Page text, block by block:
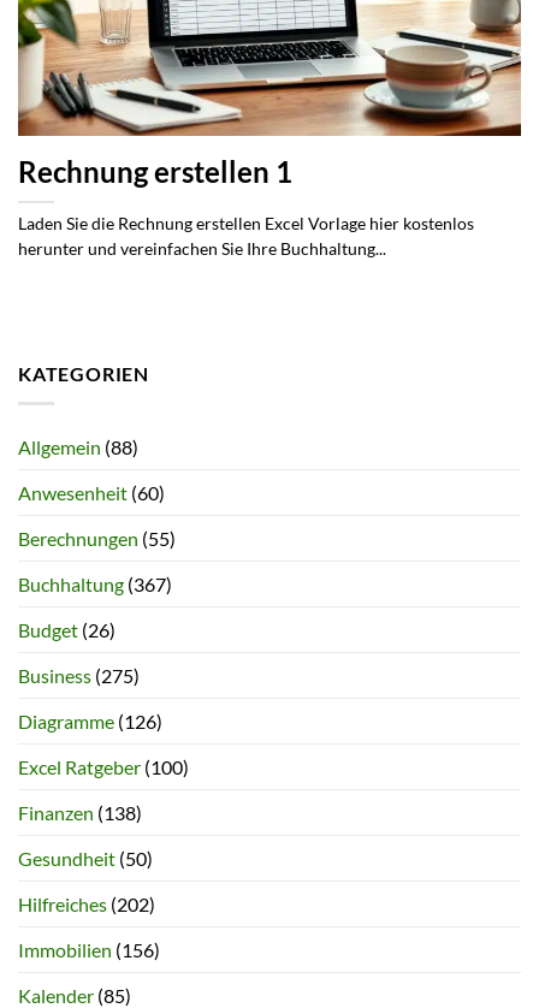
Rechnung erstellen 1
Laden Sie die Rechnung erstellen Excel Vorlage hier kostenlos
herunter und vereinfachen Sie Ihre Buchhaltung...
KATEGORIEN
Allgemein (88)
Anwesenheit (60)
Berechnungen (55)
Buchhaltung (367)
Budget (26)
Business (275)
Diagramme (126)
Excel Ratgeber (100)
Finanzen (138)
Gesundheit (50)
Hilfreiches (202)
Immobilien (156)
Kalender (85)